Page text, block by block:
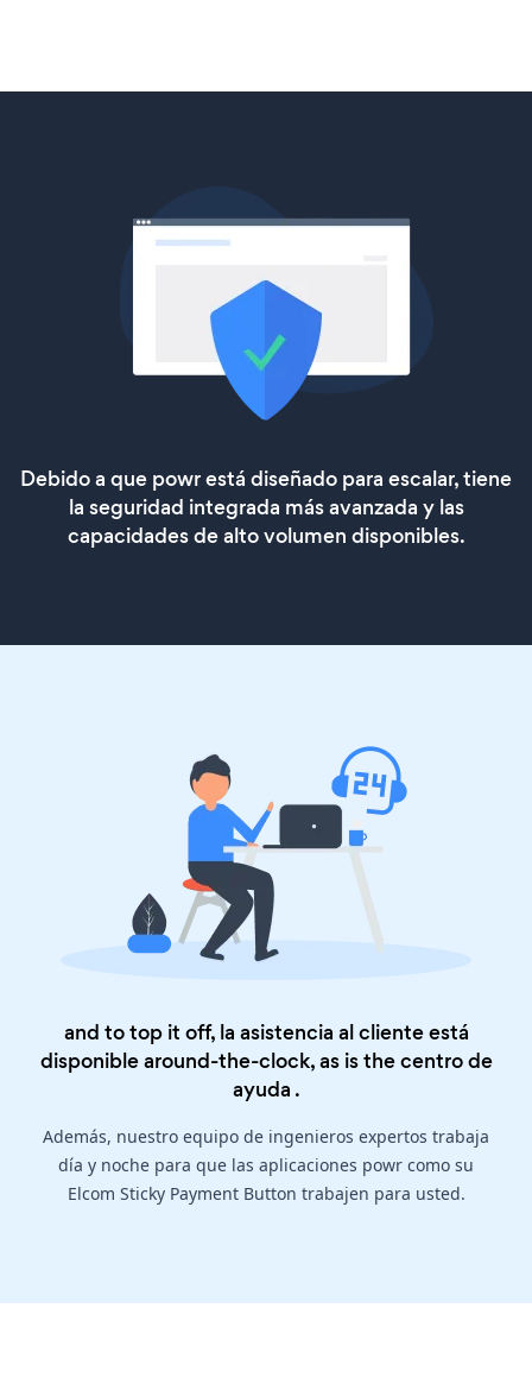
Debido a que powr está diseñado para escalar, tiene
la seguridad integrada más avanzada y las
capacidades de alto volumen disponibles.
and to top it off, la asistencia al cliente está
disponible around-the-clock, as is thecentro de
ayuda .
Además, nuestro equipo de ingenieros expertos trabaja
día y noche para que las aplicaciones powr como su
Elcom Sticky Payment Button trabajen para usted.